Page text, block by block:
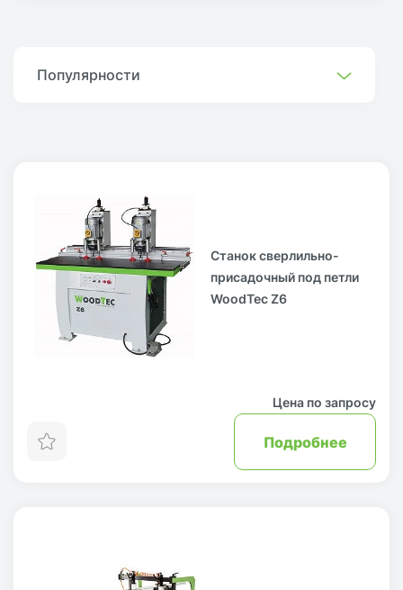
Популярности
Станок сверлильно-
присадочный под петли
WoodTec Z6
Цена по запросу
Подробнее